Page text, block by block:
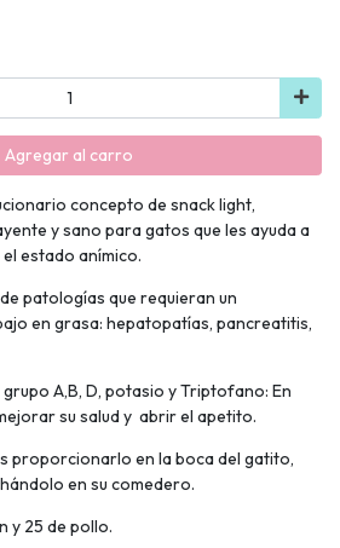
Agregar al carro
concepto de snack light,
y sano para gatos que les ayuda a
estado anímico.
patologías que requieran un
en grasa: hepatopatías, pancreatitis,
A,B, D, potasio y Triptofano: En
su salud y abrir el apetito.
proporcionarlo en la boca del gatito,
en su comedero.
y 25 de pollo.